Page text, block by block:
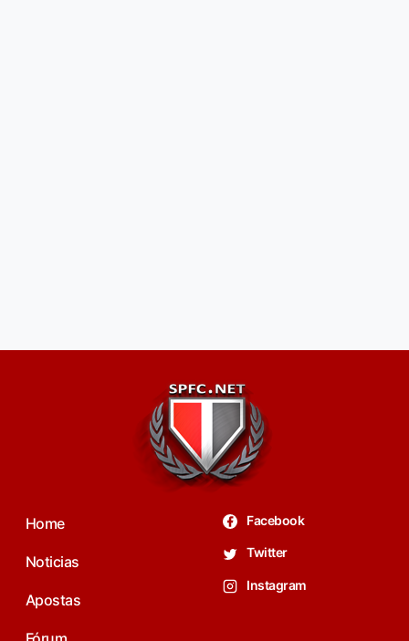
Home
Noticias
Apostas
Facebook
Twitter
Instagram